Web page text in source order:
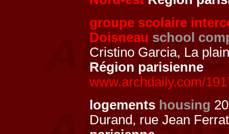
groupe scolaire
Doisneau school
Cristino Garcia, La
Région parisienne
www.archdaily.com/
logements housing
Durand, rue Jean